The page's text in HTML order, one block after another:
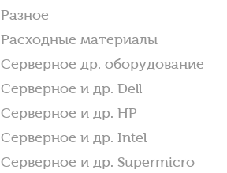
Разное
Расходные материалы
Серверное др. оборудование
Серверное и др. Dell
Серверное и др. HP
Серверное и др. Intel
Серверное и др. Supermicro